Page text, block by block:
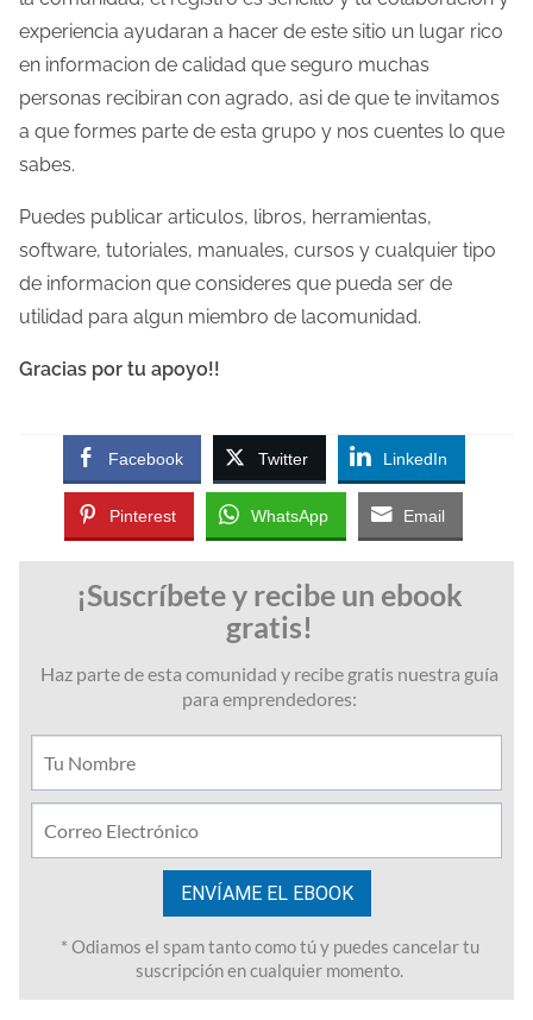
experiencia ayudaran a hacer de este sitio un lugar rico
en informacion de calidad que seguro muchas
personas recibiran con agrado, asi de que te invitamos
a que formes parte de esta grupo y nos cuentes lo que
sabes.
Puedes publicar articulos, libros, herramientas,
software, tutoriales, manuales, cursos y cualquier tipo
de informacion que consideres que pueda ser de
utilidad para algun miembro de lacomunidad.
Gracias por tu apoyo!!
Facebook Twitter LinkedIn
Pinterest WhatsApp Email